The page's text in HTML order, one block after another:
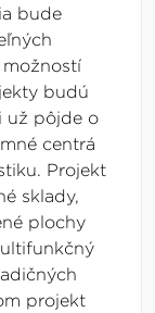
bude
budú
už pôjde o
centrá
Projekt
sklady,
plochy
projekt